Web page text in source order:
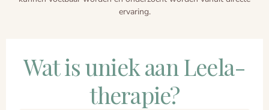
ervaring.
Wat is uniek aan Leela-
therapie?